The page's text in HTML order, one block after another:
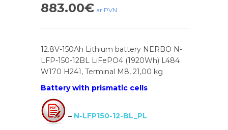
883.00€ ar PVN
12.8V-150Ah Lithium battery NERBO N-
LFP-150-12BL LiFePO4 (1920Wh) L484
W170 H241, Terminal M8, 21,00 kg
Battery with prismatic cells
– N-LFP150-12-BL_PL